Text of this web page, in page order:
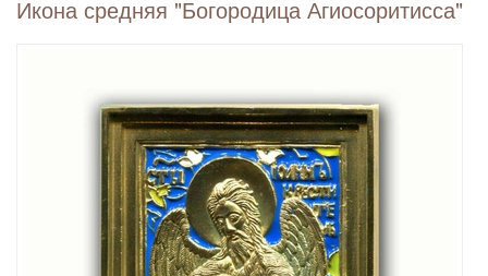
Икона средняя "Богородица Агиосоритисса"